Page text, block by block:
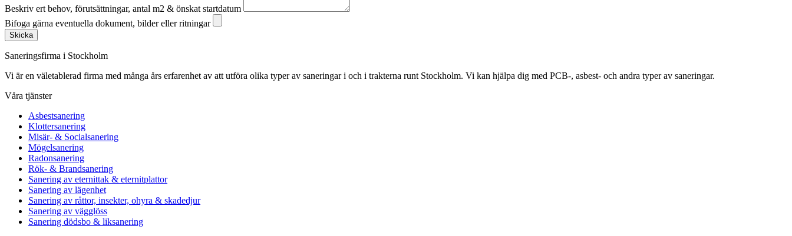
Beskriv ert behov, förutsättningar, antal m2 & önskat startdatum
Bifoga gärna eventuella dokument, bilder eller ritningar
Skicka
Saneringsfirma i Stockholm
Vi är en väletablerad firma med många års erfarenhet av att utföra olika typer av saneringar i och i trakterna runt Stockholm. Vi kan hjälpa dig med PCB-, asbest- och andra typer av saneringar.
Våra tjänster
Asbestsanering
Klottersanering
Misär- & Socialsanering
Mögelsanering
Radonsanering
Rök- & Brandsanering
Sanering av eternittak & eternitplattor
Sanering av lägenhet
Sanering av råttor, insekter, ohyra & skadedjur
Sanering av vägglöss
Sanering dödsbo & liksanering